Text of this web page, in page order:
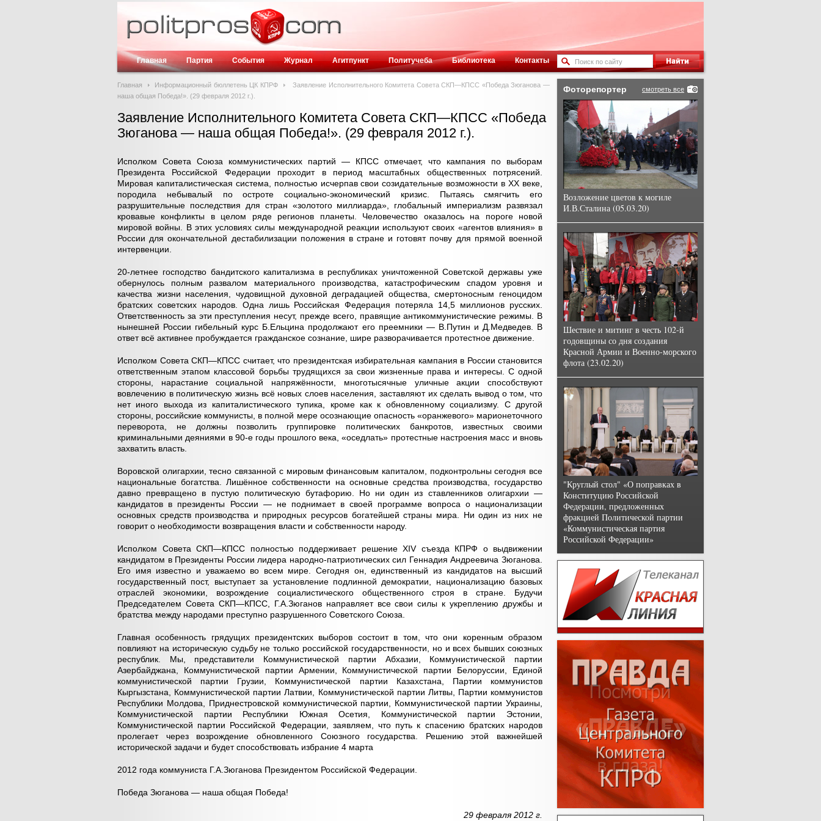
Главная Партия События Журнал Агитпункт Политучеба Библиотека Контакты
Главная Информационный бюллетень ЦК КПРФ
Заявление Исполнительного Комитета Совета СКП—КПСС «Победа Зюганова —
наша общая Победа!». (29 февраля 2012 г.).
Заявление Исполнительного Комитета Совета СКП—КПСС «Победа
Зюганова — наша общая Победа!». (29 февраля 2012 г.).
Исполком Совета Союза коммунистических партий — КПСС отмечает, что кампания по выборам
Президента Российской Федерации проходит в период масштабных общественных потрясений.
Мировая капиталистическая система, полностью исчерпав свои созидательные возможности в ХХ веке,
породила небывалый по остроте социально-экономический кризис. Пытаясь смягчить его
разрушительные последствия для стран «золотого миллиарда», глобальный империализм развязал
кровавые конфликты в целом ряде регионов планеты. Человечество оказалось на пороге новой
мировой войны. В этих условиях силы международной реакции используют своих «агентов влияния» в
России для окончательной дестабилизации положения в стране и готовят почву для прямой военной
интервенции.
20-летнее господство бандитского капитализма в республиках уничтоженной Советской державы уже
обернулось полным развалом материального производства, катастрофическим спадом уровня и
качества жизни населения, чудовищной духовной деградацией общества, смертоносным геноцидом
братских советских народов. Одна лишь Российская Федерация потеряла 14,5 миллионов русских.
Ответственность за эти преступления несут, прежде всего, правящие антикоммунистические режимы. В
нынешней России гибельный курс Б.Ельцина продолжают его преемники — В.Путин и Д.Медведев. В
ответ всё активнее пробуждается гражданское сознание, шире разворачивается протестное движение.
Исполком Совета СКП—КПСС считает, что президентская избирательная кампания в России становится
ответственным этапом классовой борьбы трудящихся за свои жизненные права и интересы. С одной
стороны, нарастание социальной напряжённости, многотысячные уличные акции способствуют
вовлечению в политическую жизнь всё новых слоев населения, заставляют их сделать вывод о том, что
нет иного выхода из капиталистического тупика, кроме как к обновленному социализму. С другой
стороны, российские коммунисты, в полной мере осознающие опасность «оранжевого» марионеточного
переворота, не должны позволить группировке политических банкротов, известных своими
криминальными деяниями в 90-е годы прошлого века, «оседлать» протестные настроения масс и вновь
захватить власть.
Воровской олигархии, тесно связанной с мировым финансовым капиталом, подконтрольны сегодня все
национальные богатства. Лишённое собственности на основные средства производства, государство
давно превращено в пустую политическую бутафорию. Но ни один из ставленников олигархии —
кандидатов в президенты России — не поднимает в своей программе вопроса о национализации
основных средств производства и природных ресурсов богатейшей страны мира. Ни один из них не
говорит о необходимости возвращения власти и собственности народу.
Исполком Совета СКП—КПСС полностью поддерживает решение XIV съезда КПРФ о выдвижении
кандидатом в Президенты России лидера народно-патриотических сил Геннадия Андреевича Зюганова.
Его имя известно и уважаемо во всем мире. Сегодня он, единственный из кандидатов на высший
государственный пост, выступает за установление подлинной демократии, национализацию базовых
отраслей экономики, возрождение социалистического общественного строя в стране. Будучи
Председателем Совета СКП—КПСС, Г.А.Зюганов направляет все свои силы к укреплению дружбы и
братства между народами преступно разрушенного Советского Союза.
Главная особенность грядущих президентских выборов состоит в том, что они коренным образом
повлияют на историческую судьбу не только российской государственности, но и всех бывших союзных
республик. Мы, представители Коммунистической партии Абхазии, Коммунистической партии
Азербайджана, Коммунистической партии Армении, Коммунистической партии Белоруссии, Единой
коммунистической партии Грузии, Коммунистической партии Казахстана, Партии коммунистов
Кыргызстана, Коммунистической партии Латвии, Коммунистической партии Литвы, Партии коммунистов
Республики Молдова, Приднестровской коммунистической партии, Коммунистической партии Украины,
Коммунистической партии Республики Южная Осетия, Коммунистической партии Эстонии,
Коммунистической партии Российской Федерации, заявляем, что путь к спасению братских народов
пролегает через возрождение обновленного Союзного государства. Решению этой важнейшей
исторической задачи и будет способствовать избрание 4 марта
2012 года коммуниста Г.А.Зюганова Президентом Российской Федерации.
Победа Зюганова — наша общая Победа!
29 февраля 2012 г.
смотреть все
Фоторепортер
Возложение цветов к могиле
И.В.Сталина (05.03.20)
Шествие и митинг в честь 102-й
годовщины со дня создания
Красной Армии и Военно-морского
флота (23.02.20)
"Круглый стол" «О поправках в
Конституцию Российской
Федерации, предложенных
фракцией Политической партии
«Коммунистическая партия
Российской Федерации»